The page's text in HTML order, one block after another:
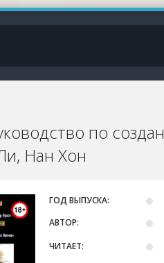
по
Нан Хон
ГОД ВЫПУСКА:
АВТОР:
ЧИТАЕТ: